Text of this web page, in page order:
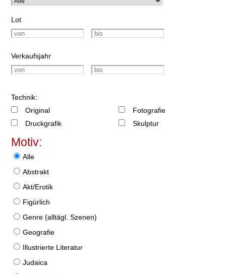
Lot
Verkaufsjahr
Technik:
Original
Druckgrafik
Fotografie
Skulptur
Motiv:
Alle
Abstrakt
Akt/Erotik
Figürlich
Genre (alltägl. Szenen)
Geografie
Illustrierte Literatur
Judaica